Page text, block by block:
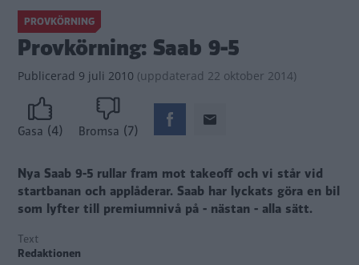
PROVKÖRNING
Provkörning: Saab 9-5
Publicerad 9 juli 2010 (uppdaterad 22 oktober 2014)
Gasa (4) Bromsa (7)
Nya Saab 9-5 rullar fram mot takeoff och vi står vid
startbanan och applåderar. Saab har lyckats göra en bil
som lyfter till premiumnivå på - nästan - alla sätt.
Text
Redaktionen